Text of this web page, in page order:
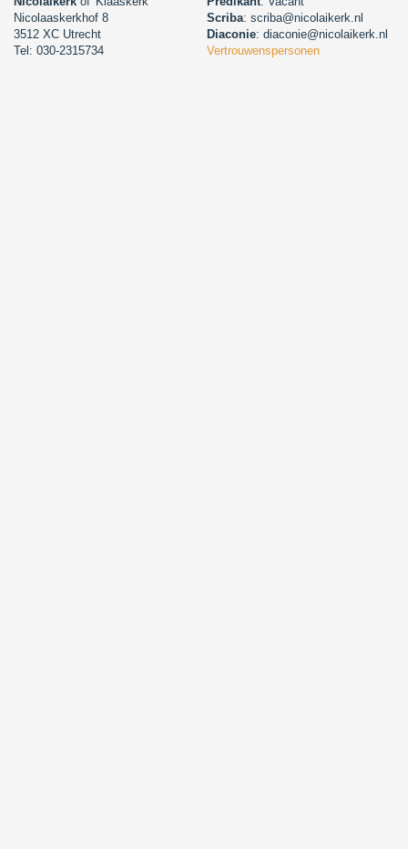
Nicolaaskerkhof 8
3512 XC Utrecht
Tel: 030-2315734
Scriba: scriba@nicolaikerk.nl
Diaconie: diaconie@nicolaikerk.nl
Vertrouwenspersonen